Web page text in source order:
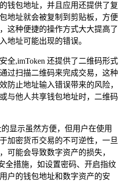
钱包地址，并且应用还提供了复
地址就会被复制到剪贴板，方便
这种便捷的操作方式大大提高了
地址可能出现的错误。
全,imToken 还提供了二维码形式
过扫描二维码来完成交易，这种
防止地址输入错误带来的风险，
与他人共享钱包地址时，二维码
显示虽然方便，但用户在使用
加密货币交易的不可逆性，一旦
可能会导致数字资产的损失，
全措施，如设置密码、开启指纹
户的钱包地址和数字资产的安